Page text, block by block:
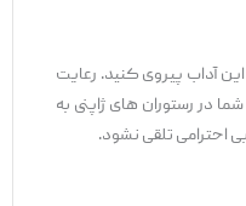
آداب پیروی کنید. رعایت
رستوران ‌های ژاپنی به
تلقی نشود.